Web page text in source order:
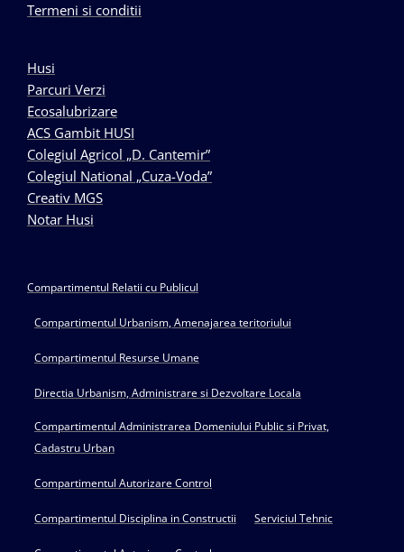
Termeni si conditii
Husi
Parcuri Verzi
Ecosalubrizare
ACS Gambit HUSI
Colegiul Agricol „D. Cantemir”
Colegiul National „Cuza-Voda”
Creativ MGS
Notar Husi
Compartimentul Relatii cu Publicul
Compartimentul Urbanism, Amenajarea teritoriului
Compartimentul Resurse Umane
Directia Urbanism, Administrare si Dezvoltare Locala
Compartimentul Administrarea Domeniului Public si Privat,
Cadastru Urban
Compartimentul Autorizare Control
Compartimentul Disciplina in Constructii Serviciul Tehnic